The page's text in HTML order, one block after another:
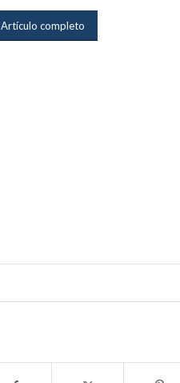
Artículo completo